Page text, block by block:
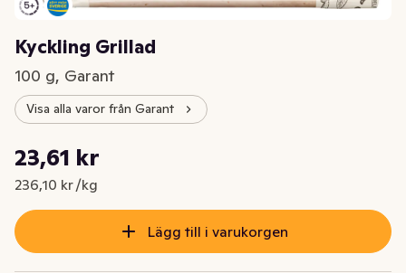
Kyckling Grillad
100 g, Garant
Visa alla varor från Garant
Nuvarande pris är: 23,61 kr
23,61 kr
236,10 kr /kg
Styckpris: 236,10 kr /kg
Lägg till i varukorgen